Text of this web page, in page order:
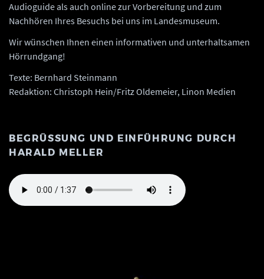
Audioguide als auch online zur Vorbereitung und zum
Nachhören Ihres Besuchs bei uns im Landesmuseum.
Wir wünschen Ihnen einen informativen und unterhaltsamen
Hörrundgang!
Texte: Bernhard Steinmann
Redaktion: Christoph Hein/Fritz Oldemeier, Linon Medien
BEGRÜSSUNG UND EINFÜHRUNG DURCH H
ARALD MELLER